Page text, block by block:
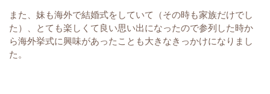
また、妹も海外で結婚式をしていて（その時も家族だけでし
た）、とても楽しくて良い思い出になったので参列した時か
ら海外挙式に興味があったことも大きなきっかけになりまし
た。